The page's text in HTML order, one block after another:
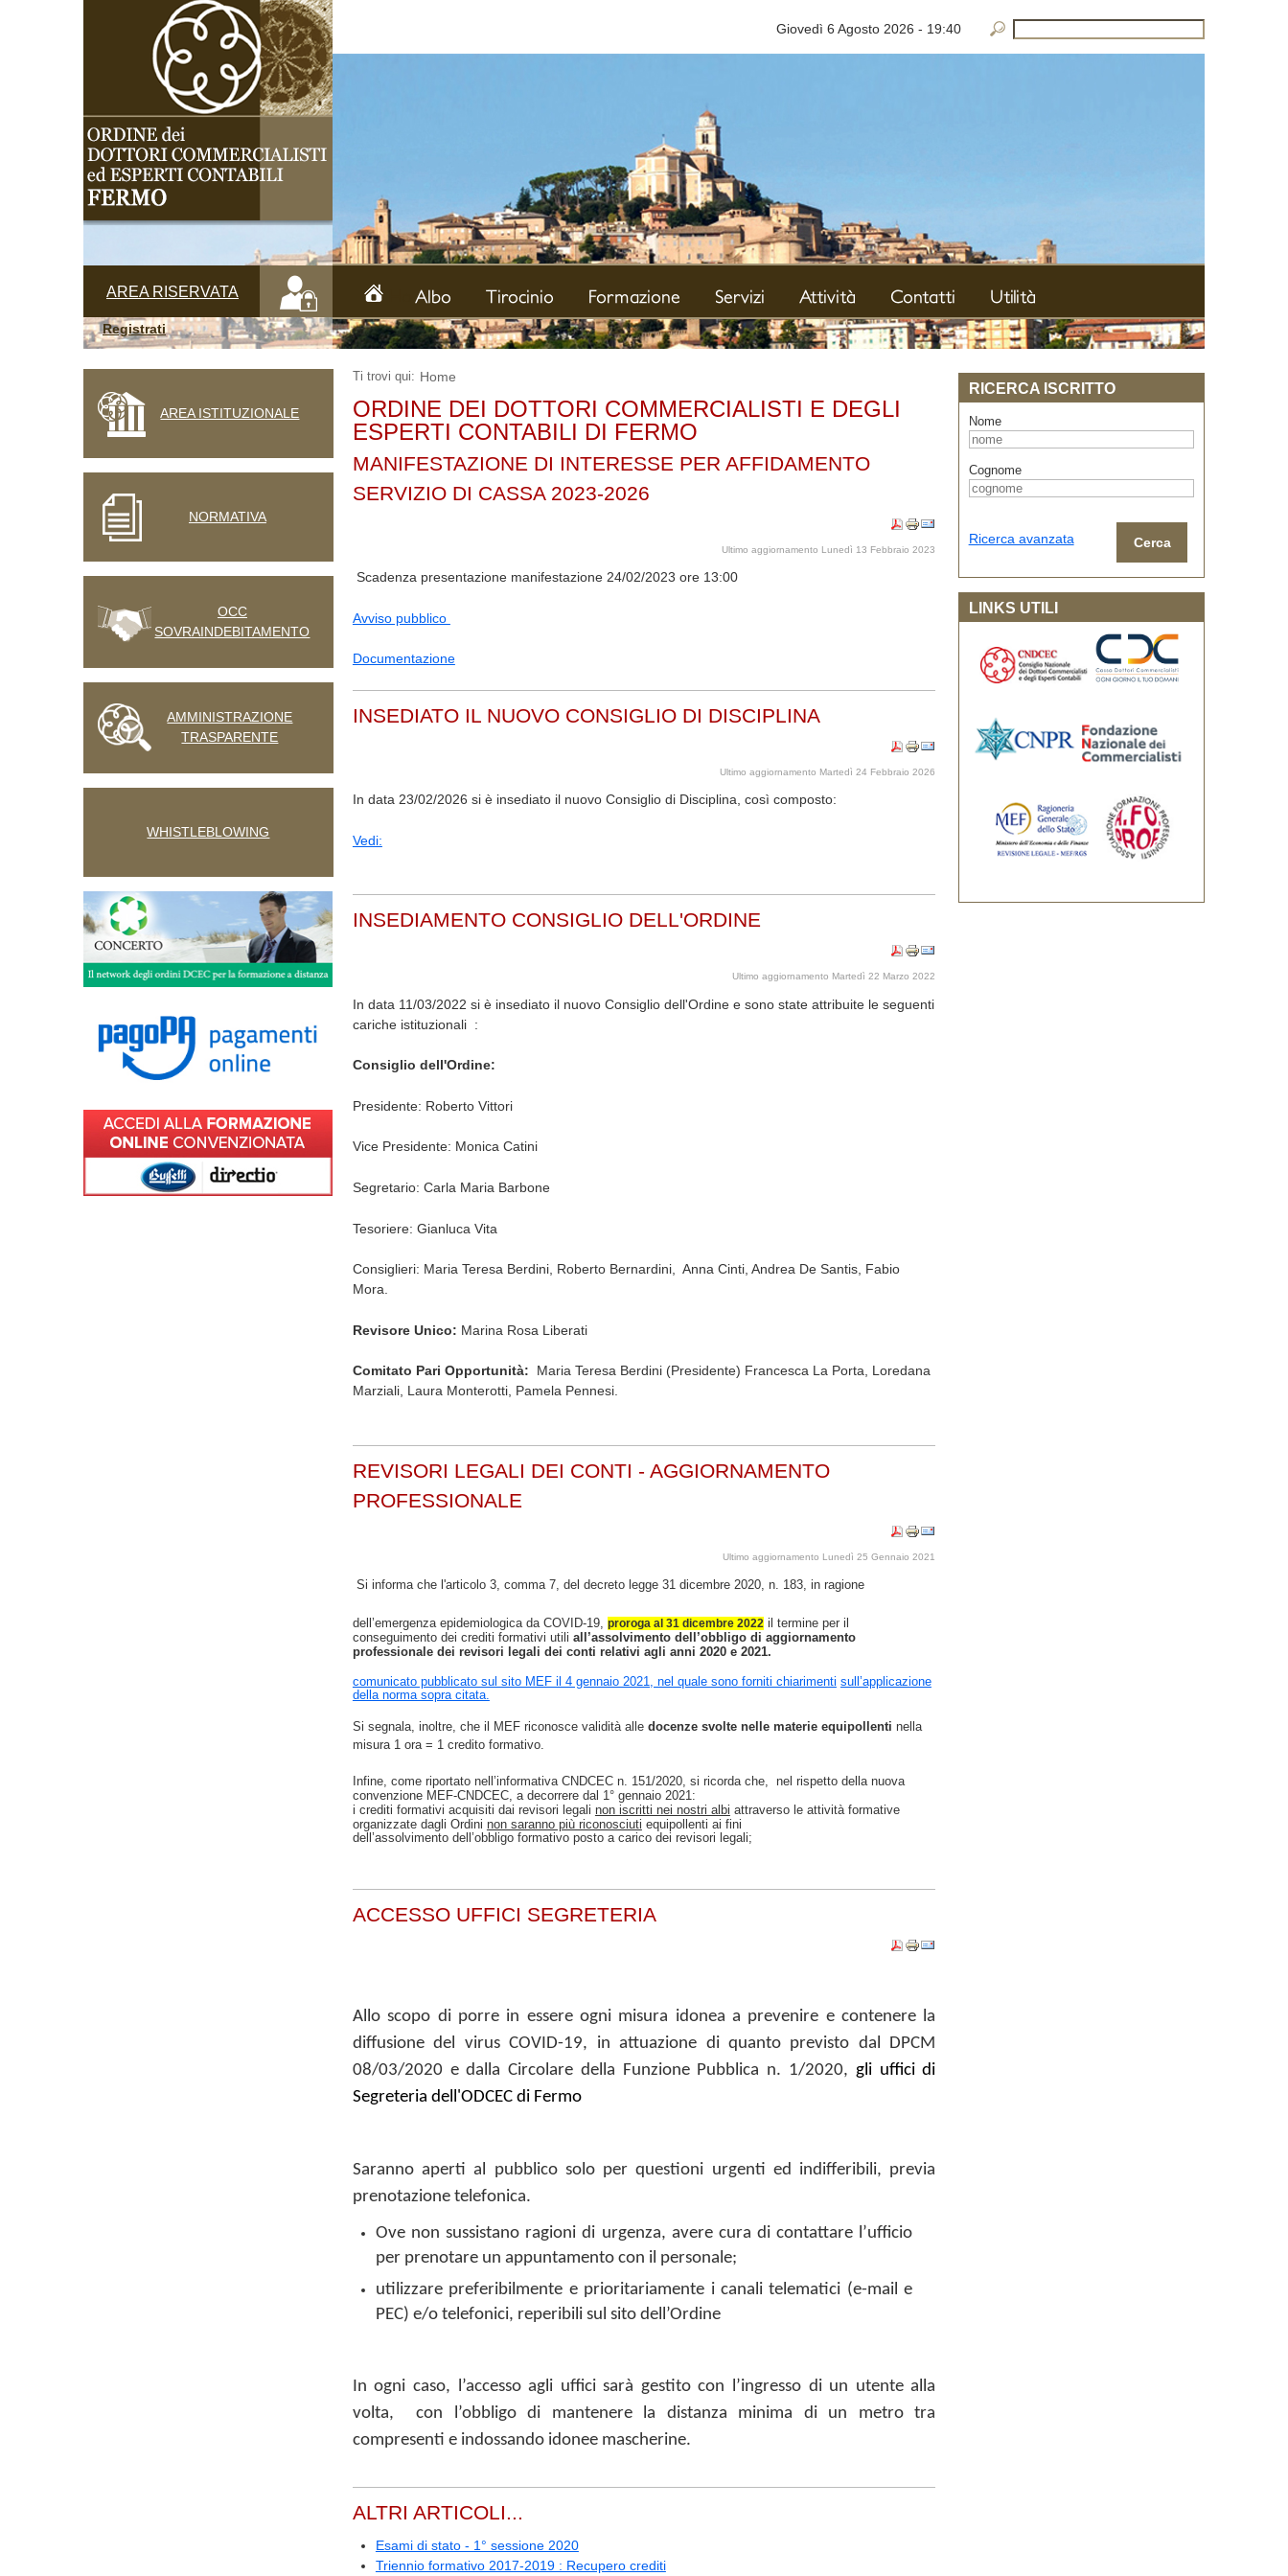
Giovedì 6 Agosto 2026 - 19:40
Home
Albo Tirocinio Formazione Servizi Attività Contatti Utilità
AREA RISERVATA
Registrati
AREA ISTITUZIONALE
NORMATIVA
OCC
SOVRAINDEBITAMENTO
AMMINISTRAZIONE
TRASPARENTE
WHISTLEBLOWING
Ti trovi qui: Home
ORDINE DEI DOTTORI COMMERCIALISTI E DEGLI
ESPERTI CONTABILI DI FERMO
MANIFESTAZIONE DI INTERESSE PER AFFIDAMENTO
SERVIZIO DI CASSA 2023-2026
Ultimo aggiornamento Lunedì 13 Febbraio 2023
Scadenza presentazione manifestazione 24/02/2023 ore 13:00
Avviso pubblico
Documentazione
INSEDIATO IL NUOVO CONSIGLIO DI DISCIPLINA
Ultimo aggiornamento Martedì 24 Febbraio 2026
In data 23/02/2026 si è insediato il nuovo Consiglio di Disciplina, così composto:
Vedi:
INSEDIAMENTO CONSIGLIO DELL'ORDINE
Ultimo aggiornamento Martedì 22 Marzo 2022
In data 11/03/2022 si è insediato il nuovo Consiglio dell'Ordine e sono state attribuite le seguenti
cariche istituzionali :
Consiglio dell'Ordine:
Presidente: Roberto Vittori
Vice Presidente: Monica Catini
Segretario: Carla Maria Barbone
Tesoriere: Gianluca Vita
Consiglieri: Maria Teresa Berdini, Roberto Bernardini, Anna Cinti, Andrea De Santis, Fabio
Mora.
Revisore Unico: Marina Rosa Liberati
Comitato Pari Opportunità: Maria Teresa Berdini (Presidente) Francesca La Porta, Loredana
Marziali, Laura Monterotti, Pamela Pennesi.
REVISORI LEGALI DEI CONTI - AGGIORNAMENTO
PROFESSIONALE
Ultimo aggiornamento Lunedì 25 Gennaio 2021
Si informa che l'articolo 3, comma 7, del decreto legge 31 dicembre 2020, n. 183, in ragione
dell’emergenza epidemiologica da COVID-19, proroga al 31 dicembre 2022 il termine per il
conseguimento dei crediti formativi utili all’assolvimento dell’obbligo di aggiornamento
professionale dei revisori legali dei conti relativi agli anni 2020 e 2021.
comunicato pubblicato sul sito MEF il 4 gennaio 2021, nel quale sono forniti chiarimenti sull’applicazione
della norma sopra citata.
Si segnala, inoltre, che il MEF riconosce validità alledocenze svolte nelle materie equipollenti nella
misura 1 ora = 1 credito formativo.
Infine, come riportato nell’informativa CNDCEC n. 151/2020, si ricorda che, nel rispetto della nuova
convenzione MEF-CNDCEC, a decorrere dal 1° gennaio 2021:
i crediti formativi acquisiti dai revisori legali non iscritti nei nostri albi attraverso le attività formative
organizzate dagli Ordini non saranno più riconosciuti equipollenti ai fini
dell’assolvimento dell’obbligo formativo posto a carico dei revisori legali;
ACCESSO UFFICI SEGRETERIA
Allo scopo di porre in essere ogni misura idonea a prevenire e contenere la
diffusione del virus COVID-19, in attuazione di quanto previsto dal DPCM
08/03/2020 e dalla Circolare della Funzione Pubblica n. 1/2020, gli uffici di
Segreteria dell'ODCEC di Fermo
Saranno aperti al pubblico solo per questioni urgenti ed indifferibili, previa
prenotazione telefonica.
Ove non sussistano ragioni di urgenza, avere cura di contattare l’ufficio
per prenotare un appuntamento con il personale;
utilizzare preferibilmente e prioritariamente i canali telematici (e-mail e
PEC) e/o telefonici, reperibili sul sito dell’Ordine
In ogni caso, l’accesso agli uffici sarà gestito con l’ingresso di un utente alla
volta, con l’obbligo di mantenere la distanza minima di un metro tra
compresenti e indossando idonee mascherine.
ALTRI ARTICOLI...
Esami di stato - 1° sessione 2020
Triennio formativo 2017-2019 : Recupero crediti
RICERCA ISCRITTO
Nome
Cognome
Cerca
Ricerca avanzata
LINKS UTILI